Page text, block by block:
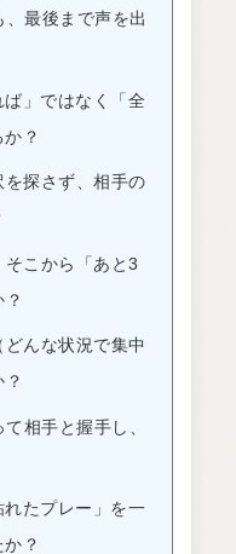
最後まで声を出
」ではなく「全
？
探さず、相手の
こから「あと3
んな状況で集中
相手と握手し、
たプレー」を一
？